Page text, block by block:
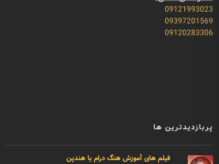
09121993023
09397201569
09120283306
پربازدیدترین ها
فیلم های آموزش هنگ درام یا هندپن